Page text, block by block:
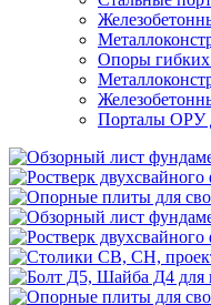
Опоры
Порталы ОРУ